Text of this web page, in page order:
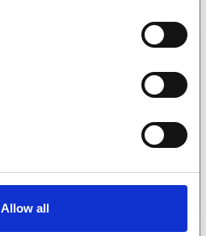
Allow all